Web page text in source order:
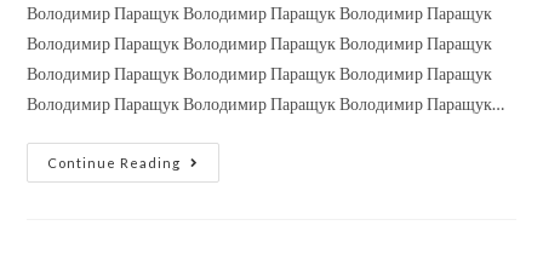
Володимир Паращук Володимир Паращук Володимир Паращук
Володимир Паращук Володимир Паращук Володимир Паращук
Володимир Паращук Володимир Паращук Володимир Паращук
Володимир Паращук Володимир Паращук Володимир Паращук…
Continue Reading